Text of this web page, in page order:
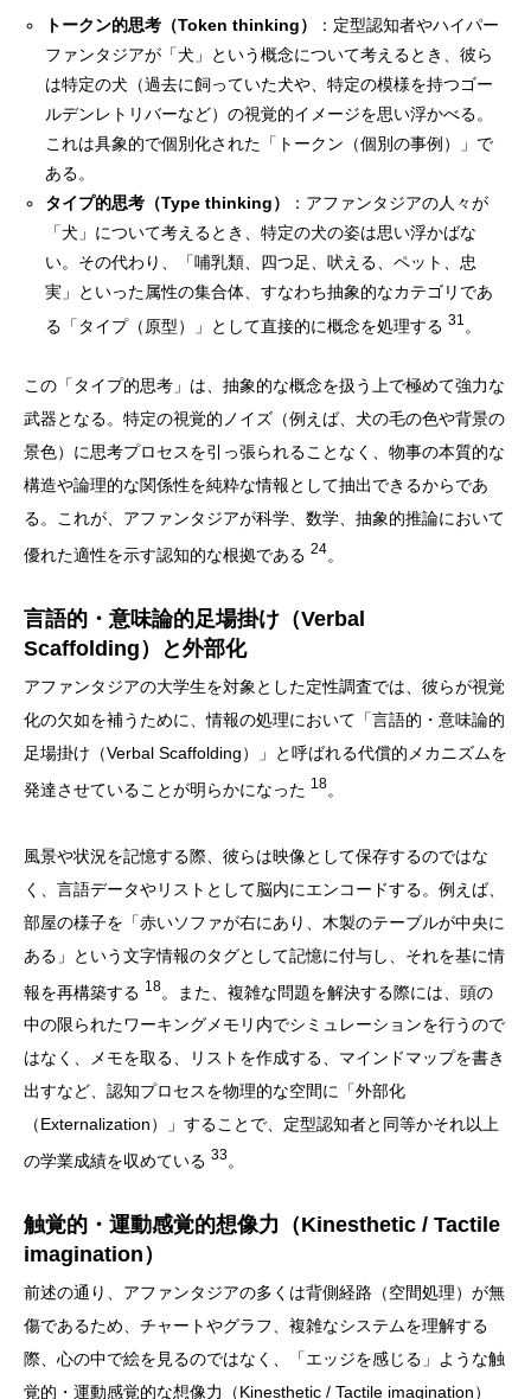
トークン的思考（Token thinking）
：定型認知者やハイパー
ファンタジアが「犬」という概念について考えるとき、彼ら
は特定の犬（過去に飼っていた犬や、特定の模様を持つゴー
ルデンレトリバーなど）の視覚的イメージを思い浮かべる。
これは具象的で個別化された「トークン（個別の事例）」で
ある。
タイプ的思考（Type thinking）
：アファンタジアの人々が
「犬」について考えるとき、特定の犬の姿は思い浮かばな
い。その代わり、「哺乳類、四つ足、吠える、ペット、忠
実」といった属性の集合体、すなわち抽象的なカテゴリであ
る「タイプ（原型）」として直接的に概念を処理する31 。
この「タイプ的思考」は、抽象的な概念を扱う上で極めて強力な
武器となる。特定の視覚的ノイズ（例えば、犬の毛の色や背景の
景色）に思考プロセスを引っ張られることなく、物事の本質的な
構造や論理的な関係性を純粋な情報として抽出できるからであ
る。これが、アファンタジアが科学、数学、抽象的推論において
優れた適性を示す認知的な根拠である 24。
言語的・意味論的足場掛け（Verbal
Scaffolding）と外部化
アファンタジアの大学生を対象とした定性調査では、彼らが視覚
化の欠如を補うために、情報の処理において「言語的・意味論的
足場掛け（Verbal Scaffolding）」と呼ばれる代償的メカニズムを
発達させていることが明らかになった 18。
風景や状況を記憶する際、彼らは映像として保存するのではな
く、言語データやリストとして脳内にエンコードする。例えば、
部屋の様子を「赤いソファが右にあり、木製のテーブルが中央に
ある」という文字情報のタグとして記憶に付与し、それを基に情
報を再構築する 18。また、複雑な問題を解決する際には、頭の
中の限られたワーキングメモリ内でシミュレーションを行うので
はなく、メモを取る、リストを作成する、マインドマップを書き
出すなど、認知プロセスを物理的な空間に「外部化
（Externalization）」することで、定型認知者と同等かそれ以上
の学業成績を収めている 33。
触覚的・運動感覚的想像力（Kinesthetic / Tactile
imagination）
前述の通り、アファンタジアの多くは背側経路（空間処理）が無
傷であるため、チャートやグラフ、複雑なシステムを理解する
際、心の中で絵を見るのではなく、「エッジを感じる」ような触
覚的・運動感覚的な想像力（Kinesthetic / Tactile imagination）